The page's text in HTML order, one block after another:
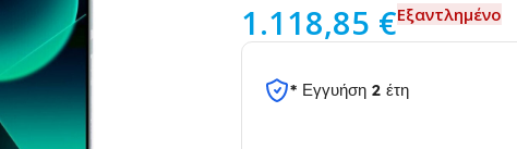
1.118,85 €Εξαντλημένο
* Εγγυήση 2 έτη